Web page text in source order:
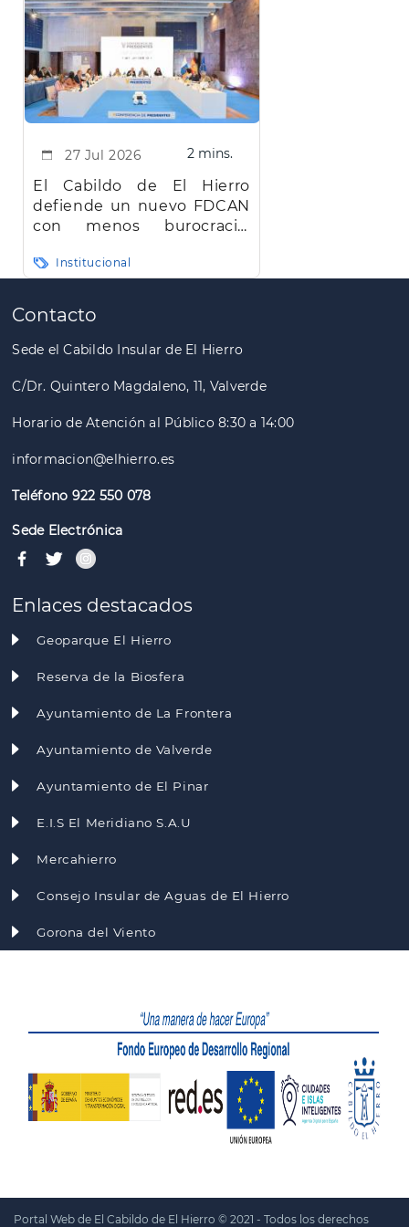
27 Jul 2026 2 mins.
El Cabildo de El Hierro
defiende un nuevo FDCAN
con menos burocracia,
Institucional
Paginación
Contacto
Sede el Cabildo Insular de El Hierro
C/Dr. Quintero Magdaleno, 11, Valverde
Horario de Atención al Público 8:30 a 14:00
informacion@elhierro.es
Teléfono 922 550 078
Sede Electrónica
Enlaces destacados
Geoparque El Hierro
Reserva de la Biosfera
Ayuntamiento de La Frontera
Ayuntamiento de Valverde
Ayuntamiento de El Pinar
E.I.S El Meridiano S.A.U
Mercahierro
Consejo Insular de Aguas de El Hierro
Gorona del Viento
Portal Web de El Cabildo de El Hierro © 2021 - Todos los derechos